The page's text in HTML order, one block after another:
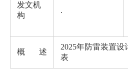
发文机
构
.
概 述
2025年防雷装置
表